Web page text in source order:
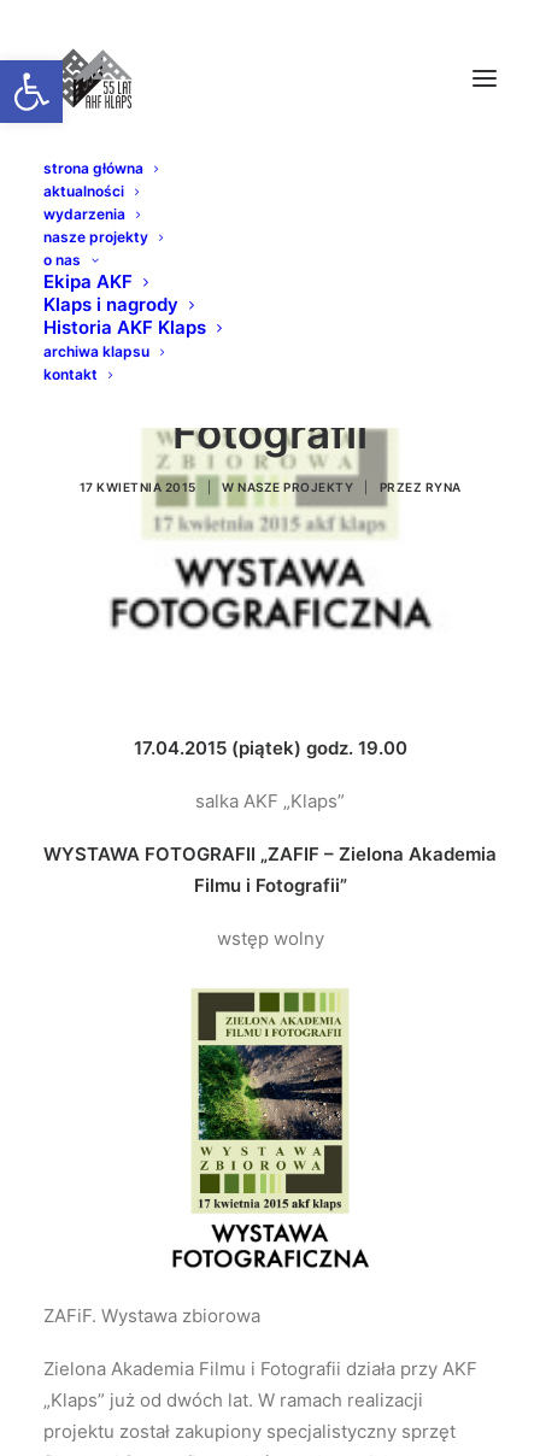
Otwórz pasek narzędzi
strona główna
aktualności
wydarzenia
nasze projekty
o nas
Ekipa AKF
Klaps i nagrody
Historia AKF Klaps
archiwa klapsu
kontakt
ZAFIF – Zielona
Akademia Filmu i
Fotografii
17 KWIETNIA 2015 W NASZE PROJEKTY PRZEZ RYNA
17.04.2015 (piątek) godz. 19.00
salka AKF „Klaps”
WYSTAWA FOTOGRAFII „ZAFIF – Zielona Akademia
Filmu i Fotografii”
wstęp wolny
ZAFiF. Wystawa zbiorowa
Zielona Akademia Filmu i Fotografii działa przy AKF
„Klaps” już od dwóch lat. W ramach realizacji
projektu został zakupiony specjalistyczny sprzęt